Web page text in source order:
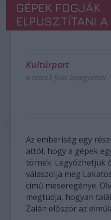
GÉPEK FOGJÁK
ELPUSZTÍTANI A
Kultúrpart
a szerző friss bejegyzései
Az emberiség egy
attól, hogy a gépek
törnek. Legyőzhetjük
válaszolja meg
című meseregénye.
megtudja, hogyan
Zalán először az